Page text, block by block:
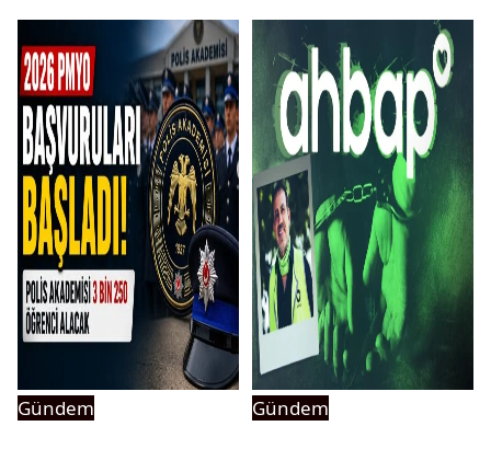
Gündem
Gündem